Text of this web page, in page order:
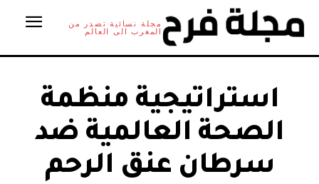
مجلة نسائية تصدر من
المغرب الى العالم
استراتيجية منظمة
الصحة العالمية ضد
سرطان عنق الرحم